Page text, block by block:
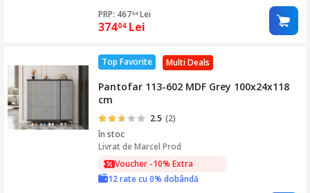
PRP: 46754 Lei
37404 Lei
Multi Deals
Top Favorite
Pantofar 113-602 MDF Grey 100x24x118
cm
2.5 (2)
în stoc
Livrat deMarcel Prod
Voucher -10% Extra
12 rate cu 0% dobândă